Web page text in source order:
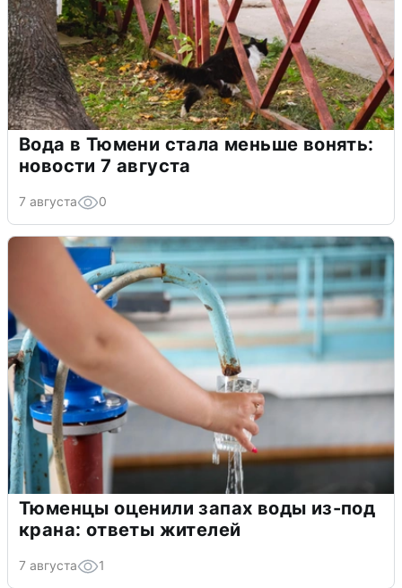
Вода в Тюмени стала меньше вонять:
новости 7 августа
7 августа 0
Тюменцы оценили запах воды из-под
крана: ответы жителей
7 августа 1